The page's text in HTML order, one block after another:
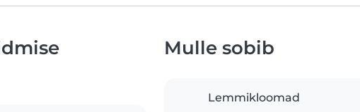
Mulle sobib
Lemmikloomad